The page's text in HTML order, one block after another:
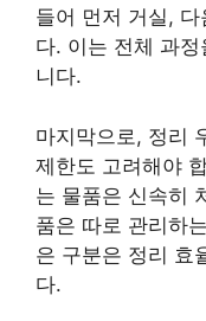
들어 먼저 거실,
다. 이는 전체 과
니다.
마지막으로, 정리
제한도 고려해야
는 물품은 신속히
품은 따로 관리하
은 구분은 정리 효
다.